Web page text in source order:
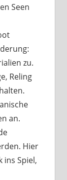
mit
tun?
Seen
zu.
Reling
an.
Hier
Spiel,